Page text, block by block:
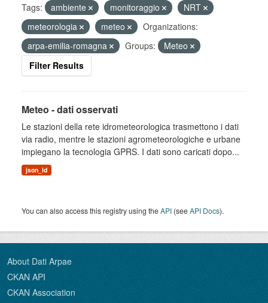
Tags: ambiente monitoraggio
NRT
meteorologia
meteo
Organizations:
arpa-emilia-romagna
Groups:
Meteo
Filter Results
Meteo - dati osservati
Le stazioni della rete idrometeorologica trasmettono i dati
via radio, mentre le stazioni agrometeorologiche e urbane
impiegano la tecnologia GPRS. I dati sono caricati dopo...
json_ld
You can also access this registry using theAPI (seeAPI Docs).
About Dati Arpae
CKAN API
CKAN Association